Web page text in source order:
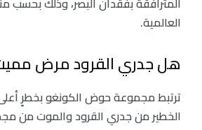
العالمية.
هل جدري القرود مرض
ترتبط مجموعة حوض الكونغو بخطرٍ أعلى
الخطير من جدري القرود والموت من